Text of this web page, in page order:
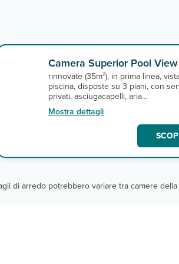
Camera Superior Pool View
rinnovate (35m²), in prima linea,
piscina, disposte su 3 piani, con
privati, asciugacapelli, aria
condizionata, telefono, TV satellitare
con alcuni canali italiani, minifrigo,
cassetta di sicurezza, connessione
fi gratuita e balcone o veranda.
Mostra dettagli
di arredo potrebbero variare tra camere